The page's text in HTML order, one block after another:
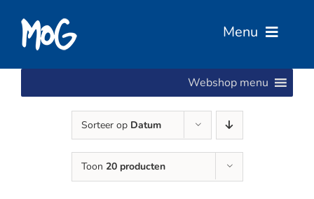
inhoud
Menu
Webshop menu
Sorteer op Datum
Toon 20 producten